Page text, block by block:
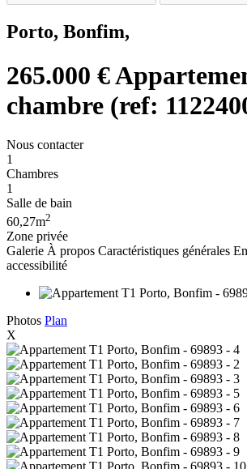
Porto, Bonfim,
265.000 €
chambre (ref:
Nous contacter
1
Chambres
1
Salle de bain
60,27m2
Zone privée
Galerie À propos Caractéristiques générales
accessibilité
Photos Plan
X